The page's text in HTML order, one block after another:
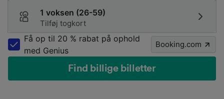
1 voksen (26-59)
Tilføj togkort
Få op til 20 % rabat på ophold
med Genius
Booking.com
Find billige billetter